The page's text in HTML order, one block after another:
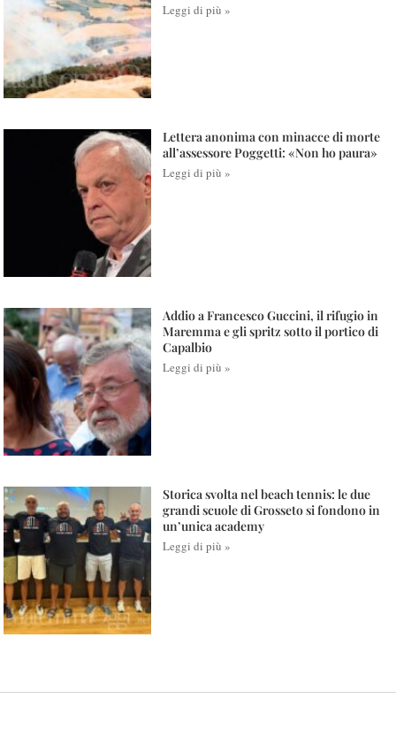
Leggi di più »
Lettera anonima con minacce di morte
all’assessore Poggetti: «Non ho paura»
Leggi di più »
Addio a Francesco Guccini, il rifugio in
Maremma e gli spritz sotto il portico di
Capalbio
Leggi di più »
Storica svolta nel beach tennis: le due
grandi scuole di Grosseto si fondono in
un’unica academy
Leggi di più »